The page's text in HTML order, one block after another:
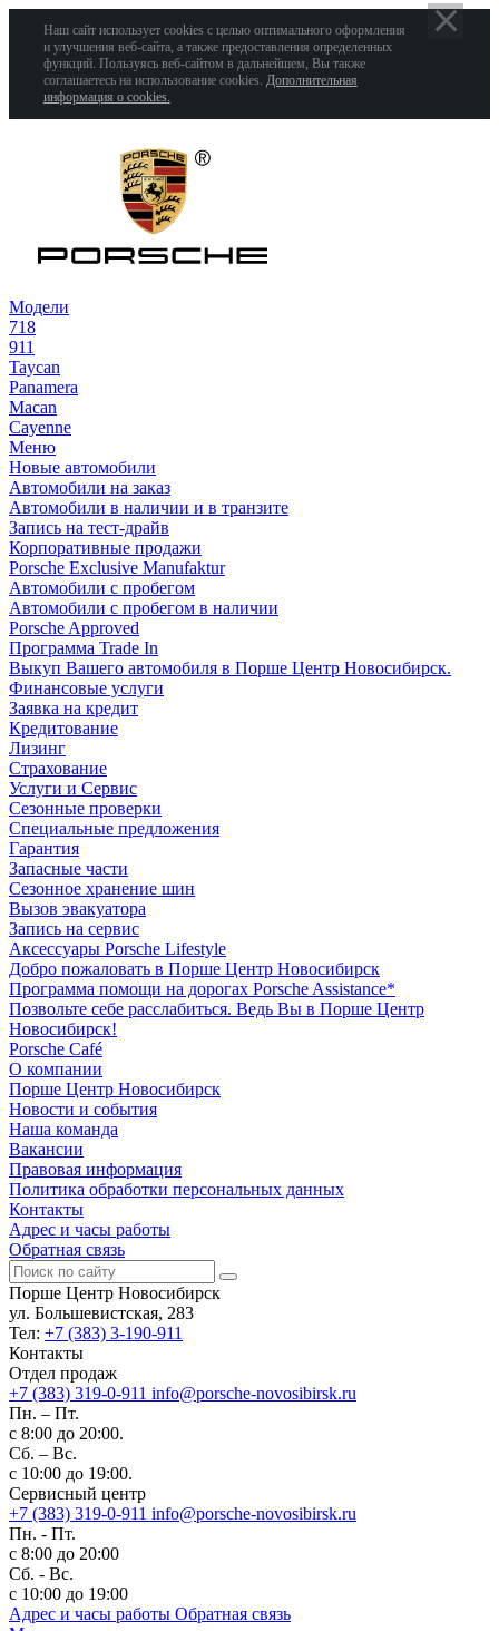
Наш сайт использует cookies с целью оптимального оформления
и улучшения веб-сайта, а также предоставления определенных
функций. Пользуясь веб-сайтом в дальнейшем, Вы также
соглашаетесь на использование cookies. Дополнительная
информация о cookies.
Модели
718
911
Taycan
Panamera
Macan
Cayenne
Меню
Новые автомобили
Автомобили на заказ
Автомобили в наличии и в транзите
Запись на тест-драйв
Корпоративные продажи
Porsche Exclusive Manufaktur
Автомобили с пробегом
Автомобили с пробегом в наличии
Porsche Approved
Программа Trade In
Выкуп Вашего автомобиля в Порше Центр Новосибирск.
Финансовые услуги
Заявка на кредит
Кредитование
Лизинг
Страхование
Услуги и Сервис
Сезонные проверки
Специальные предложения
Гарантия
Запасные части
Сезонное хранение шин
Вызов эвакуатора
Запись на сервис
Аксессуары Porsche Lifestyle
Добро пожаловать в Порше Центр Новосибирск
Программа помощи на дорогах Porsche Assistance*
Позвольте себе расслабиться. Ведь Вы в Порше Центр
Новосибирск!
Porsche Café
О компании
Порше Центр Новосибирск
Новости и события
Наша команда
Вакансии
Правовая информация
Политика обработки персональных данных
Контакты
Адрес и часы работы
Обратная связь
Порше Центр Новосибирск
ул. Большевистская, 283
Тел: +7 (383) 3-190-911
Контакты
Отдел продаж
+7 (383) 319-0-911 info@porsche-novosibirsk.ru
Пн. – Пт.
с 8:00 до 20:00.
Сб. – Вс.
с 10:00 до 19:00.
Сервисный центр
+7 (383) 319-0-911 info@porsche-novosibirsk.ru
Пн. - Пт.
с 8:00 до 20:00
Сб. - Вс.
с 10:00 до 19:00
Адрес и часы работы Обратная связь